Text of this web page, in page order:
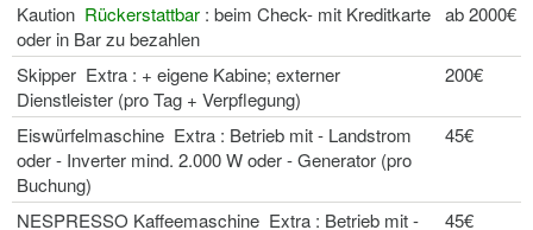
Kaution Rückerstattbar : beim Check- mit Kreditkarte
oder in Bar zu bezahlen
ab 2000€
Skipper Extra : + eigene Kabine; externer
Dienstleister (pro Tag + Verpflegung)
200€
Eiswürfelmaschine Extra : Betrieb mit - Landstrom
oder - Inverter mind. 2.000 W oder - Generator (pro
Buchung)
45€
NESPRESSO Kaffeemaschine Extra : Betrieb mit -
45€